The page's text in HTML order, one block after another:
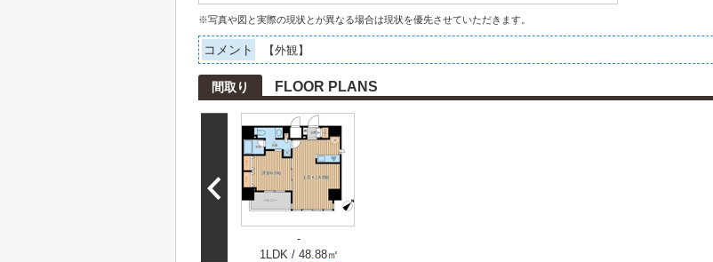
※写真や図と実際の現状とが異なる場合は現状を優先させていただきます。
コメント 【外観】
間取り FLOOR PLANS
-
1LDK / 48.88㎡